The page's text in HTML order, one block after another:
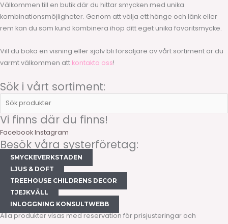
Välkommen till en butik där du hittar smycken med unika
kombinationsmöjligheter. Genom att välja ett hänge och länk eller
rem kan du som kund kombinera ihop ditt eget unika favoritsmycke.
Vill du boka en visning eller själv bli försäljare av vårt sortiment är du
varmt välkommen att kontakta oss!
Sök i vårt sortiment:
Sök
Vi finns där du finns!
FacebookInstagram
Besök våra systerföretag:
SMYCKEVERKSTADEN
LJUS & DOFT
TREEHOUSE CHILDRENS DECOR
TJEJKVÄLL
INLOGGNING KONSULTWEBB
Alla produkter visas med reservation för prisjusteringar och